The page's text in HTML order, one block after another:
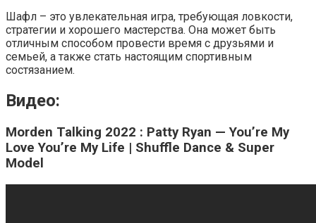
Шафл – это увлекательная игра, требующая ловкости,
стратегии и хорошего мастерства. Она может быть
отличным способом провести время с друзьями и
семьей, а также стать настоящим спортивным
состязанием.
Видео:
Morden Talking 2022 : Patty Ryan — You’re My
Love You’re My Life | Shuffle Dance & Super
Model